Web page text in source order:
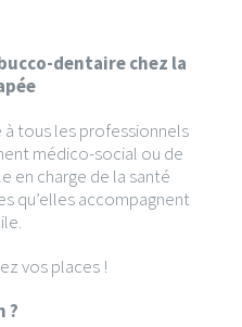
dentaire chez la
tous les professionnels
médico-social ou de
en charge de la santé
qu’elles accompagnent
vos places !
?